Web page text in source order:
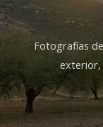
Fotografías
exterior,